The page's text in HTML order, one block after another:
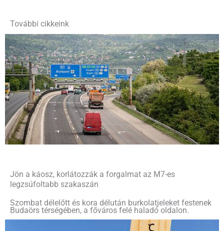
További cikkeink
Jön a káosz, korlátozzák a forgalmat az M7-es
legzsúfoltabb szakaszán
Szombat délelőtt és kora délután burkolatjeleket festenek
Budaörs térségében, a főváros felé haladó oldalon.